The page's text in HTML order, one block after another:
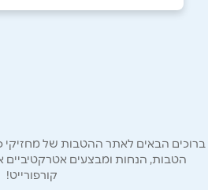
טלפון*
הטבות, הנחות ומבצעים אטרקטיביים
קורפורייט!